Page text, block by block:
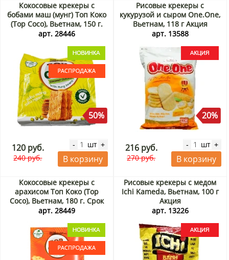
Кокосовые крекеры с
бобами маш (мунг) Топ Коко
(Top Coco), Вьетнам, 150 г.
Срок до 06.09.2026.
арт. 28446
50%
120 руб.
240 руб.
- шт +
В корзину
Рисовые крекеры с
кукурузой и сыром One.One,
Вьетнам, 118 г Акция
арт. 13588
20%
216 руб.
270 руб.
- шт +
В корзину
Кокосовые крекеры с
арахисом Топ Коко (Top
Coco), Вьетнам, 180 г. Срок
до 06.09.2026. Распродажа
арт. 28449
Рисовые крекеры с медом
Ichi Kameda, Вьетнам, 100 г
Акция
арт. 13226